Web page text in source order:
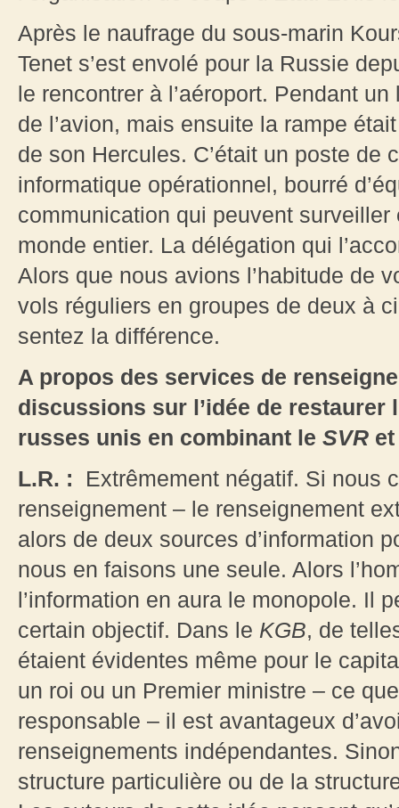
Après le naufrage du sous-marin
Tenet s’est envolé pour la Russie
le rencontrer à l’aéroport. Pendant
de l’avion, mais ensuite la rampe
de son Hercules. C’était un poste de
informatique opérationnel, bourré
communication qui peuvent
monde entier. La délégation qui
Alors que nous avions l’habitude de
vols réguliers en groupes de deux à
sentez la différence.
A propos des services de
discussions sur l’idée de
russes unis en combinant le SVR
L.R. :
Extrêmement négatif. Si nous
renseignement – le renseignement
alors de deux sources d’information
nous en faisons une seule. Alors
l’information en aura le monopole. Il
certain objectif. Dans le KGB, de
étaient évidentes même pour le
un roi ou un Premier ministre – ce
responsable – il est avantageux
renseignements indépendantes.
structure particulière ou de la